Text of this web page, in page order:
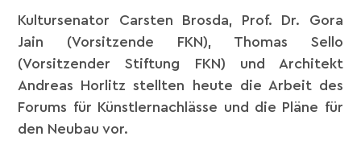
Kultursenator Carsten Brosda, Prof. Dr. Gora
Jain (Vorsitzende FKN), Thomas Sello
(Vorsitzender Stiftung FKN) und Architekt
Andreas Horlitz stellten heute die Arbeit des
Forums für Künstlernachlässe und die Pläne für
den Neubau vor.